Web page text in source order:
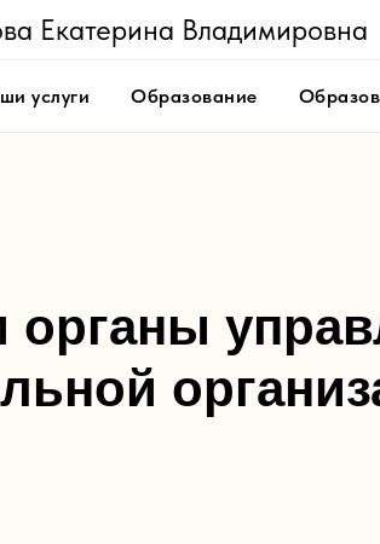
Екатерина Владимировна
услуги Образование
органы